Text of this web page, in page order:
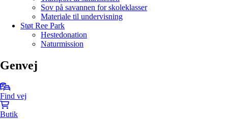
Sov på savannen for skoleklasser
Materiale til undervisning
Støt Ree Park
Hestedonation
Naturmission
Genvej
Find vej
Butik